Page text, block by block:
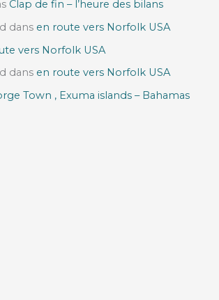
Clap de fin – l’heure des bilans
dans en route vers Norfolk USA
vers Norfolk USA
dans en route vers Norfolk USA
Town , Exuma islands – Bahamas